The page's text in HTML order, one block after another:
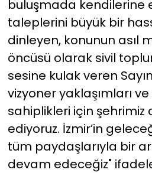
buluşmada kendilerine
taleplerini büyük bir
dinleyen, konunun asıl
öncüsü olarak sivil
sesine kulak veren
vizyoner yaklaşımları
sahiplikleri için şehrimiz
ediyoruz. İzmir’in
tüm paydaşlarıyla bir
devam edeceğiz"